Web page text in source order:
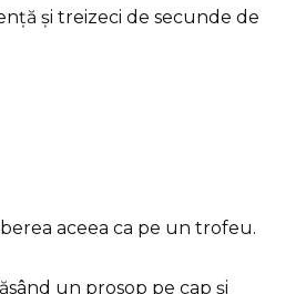
și treizeci de secunde de
aceea ca pe un trofeu.
un prosop pe cap și